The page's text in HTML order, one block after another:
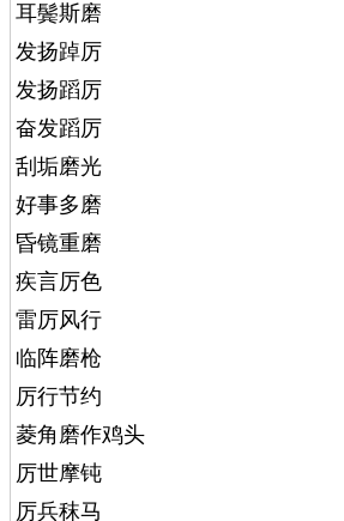
耳鬓斯磨
发扬踔厉
发扬蹈厉
奋发蹈厉
刮垢磨光
好事多磨
昏镜重磨
疾言厉色
雷厉风行
临阵磨枪
厉行节约
菱角磨作鸡头
厉世摩钝
厉兵秣马